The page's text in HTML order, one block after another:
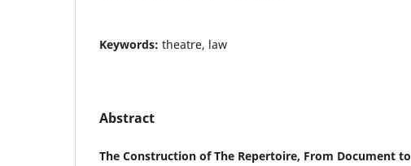
Keywords: theatre, law
Abstract
The Construction of The Repertoire, From Document to